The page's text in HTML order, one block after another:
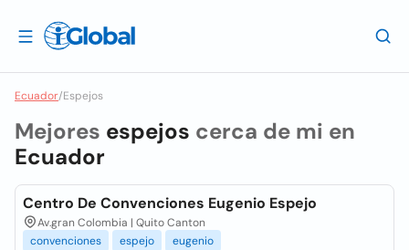
Ecuador/Espejos
Mejores espejos cerca de mi en
Ecuador
Centro De Convenciones Eugenio Espejo
Av.gran Colombia | Quito Canton
convenciones
espejo eugenio